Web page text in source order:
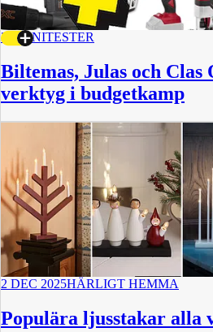
30 JUNITESTER
Biltemas, Julas och Clas
verktyg i budgetkamp
2 DEC 2025HÄRLIGT HEMMA
Populära ljusstakar alla